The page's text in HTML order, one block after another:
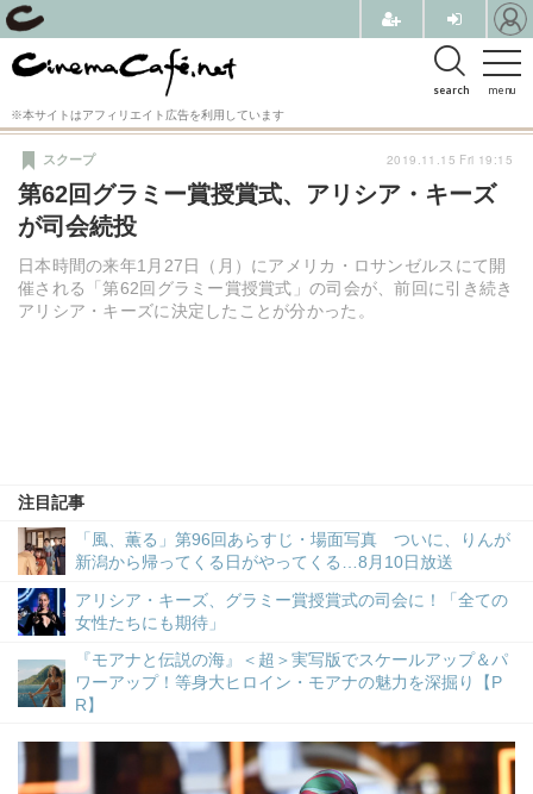
menu
search
※本サイトはアフィリエイト広告を利用しています
第62回グラミー賞授賞式、アリシア・キーズ
が司会続投
日本時間の来年1月27日（月）にアメリカ・ロサンゼルスにて開
催される「第62回グラミー賞授賞式」の司会が、前回に引き続き
アリシア・キーズに決定したことが分かった。
スクープ
注目記事
「風、薫る」第96回あらすじ・場面写真 ついに、りんが
新潟から帰ってくる日がやってくる…8月10日放送
アリシア・キーズ、グラミー賞授賞式の司会に！「全ての
女性たちにも期待」
『モアナと伝説の海』＜超＞実写版でスケールアップ＆パ
ワーアップ！等身大ヒロイン・モアナの魅力を深掘り【P
R】
2019.11.15 Fri 19:15